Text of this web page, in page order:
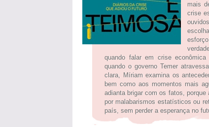
mais
crise
quando falar em crise
quando o governo Temer
clara, Míriam examina os
bem como aos momentos mais
adianta brigar com os fatos,
por malabarismos estatísticos ou
país, sem perder a esperança no